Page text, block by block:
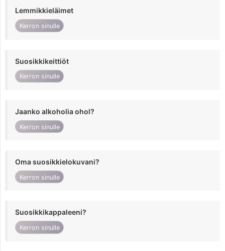
Lemmikkieläimet
Kerron sinulle
Suosikkikeittiöt
Kerron sinulle
Jaanko alkoholia ohol?
Kerron sinulle
Oma suosikkielokuvani?
Kerron sinulle
Suosikkikappaleeni?
Kerron sinulle